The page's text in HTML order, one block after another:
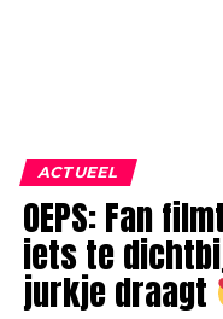
ACTUEEL
OEPS: Fan
iets te
jurkje draagt